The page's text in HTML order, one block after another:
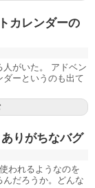
カレンダーの
がいた。 アドベン
ダーというのも出て
りがちなバグ
われるようなのを
だろうか。どんな